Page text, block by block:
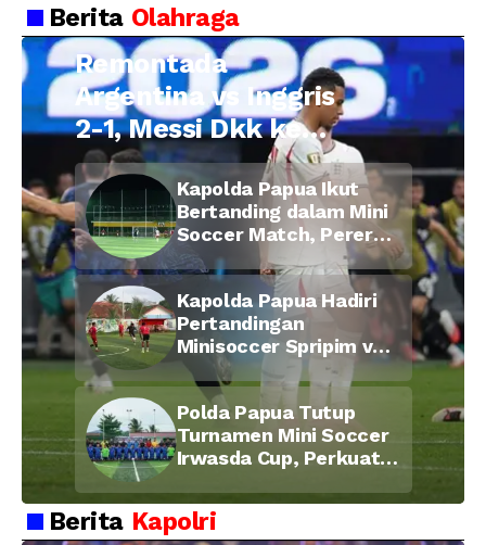
Berita Olahraga
Remontada
Argentina vs Inggris
2-1, Messi Dkk ke
Final Piala Dunia
2026
Kapolda Papua Ikut
Bertanding dalam Mini
Soccer Match, Pererat
Kebersamaan Personel
di Bulan Ramadan
Kapolda Papua Hadiri
Pertandingan
Minisoccer Spripim vs
Bid Propam, Pererat
Soliditas dan
Kebersamaan Personel
Polda Papua Tutup
Turnamen Mini Soccer
Irwasda Cup, Perkuat
Kebersamaan Personel
Berita Kapolri